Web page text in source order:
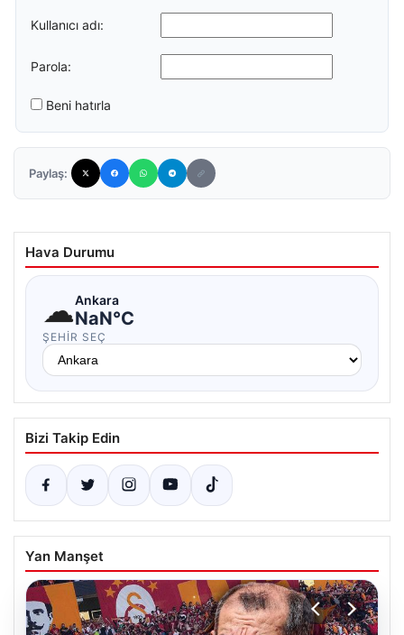
Kullanıcı adı:
Parola:
Beni hatırla
Paylaş:
Hava Durumu
☁Ankara
NaN°C
ŞEHIR SEÇ
Bizi Takip Edin
Yan Manşet